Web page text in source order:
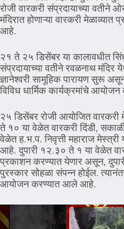
रोजी वारकरी संप्रदायाच्या वतीने
मंदिरात होणाऱ्या वारकरी मेळाव्यात
आहे.
२१ ते २५ डिसेंबर या कालावधीत
संप्रदायाच्या वतीने रवळनाथ मंदिर
ज्ञानेश्वरी सामूहिक पारायण सुरू
विविध धार्मिक कार्यक्रमांचे
२५ डिसेंबर रोजी आयोजित वारकरी
ते १० या वेळेत वारकरी दिंडी,
वेळेत ह.भ.प. निवृत्ती महाराज मेस्त्री
आहे. दुपारी १२.३० ते १ या वेळेत
प्रकाशन करण्यात येणार असून,
पुरस्कार सोहळा संपन्न होईल.
आयोजन करण्यात आले आहे.